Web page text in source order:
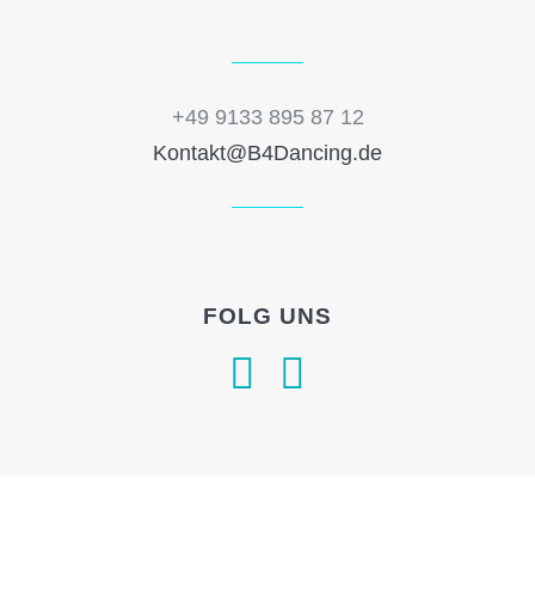
+49 9133 895 87 12
Kontakt@B4Dancing.de
FOLG UNS